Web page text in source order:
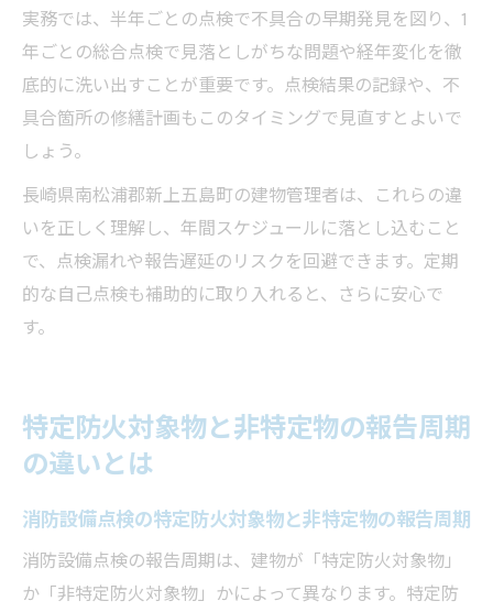
実務では、半年ごとの点検で不具合の早期発見を図り、1
年ごとの総合点検で見落としがちな問題や経年変化を徹
底的に洗い出すことが重要です。点検結果の記録や、不
具合箇所の修繕計画もこのタイミングで見直すとよいで
しょう。
長崎県南松浦郡新上五島町の建物管理者は、これらの違
いを正しく理解し、年間スケジュールに落とし込むこと
で、点検漏れや報告遅延のリスクを回避できます。定期
的な自己点検も補助的に取り入れると、さらに安心で
す。
特定防火対象物と非特定物の報告周期
の違いとは
消防設備点検の特定防火対象物と非特定物の報告周期
消防設備点検の報告周期は、建物が「特定防火対象物」
か「非特定防火対象物」かによって異なります。特定防